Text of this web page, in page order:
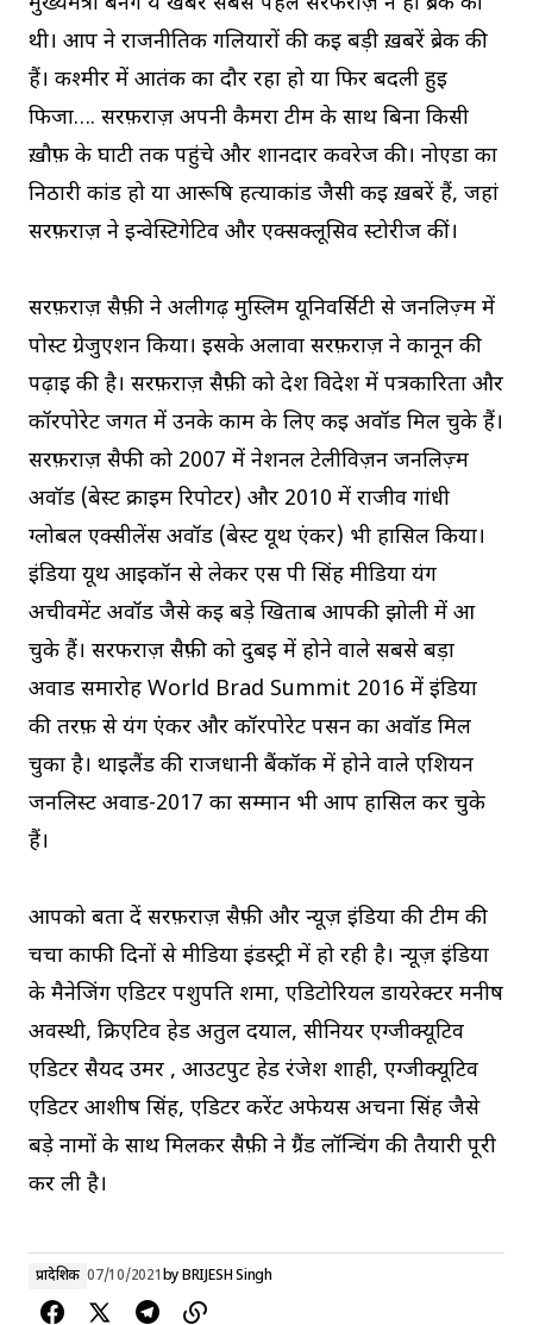
थी। आप ने राजनीतिक गलियारों की कई बड़ी ख़बरें ब्रेक की
हैं। कश्मीर में आतंक का दौर रहा हो या फिर बदली हुई
फिजा…. सरफ़राज़ अपनी कैमरा टीम के साथ बिना किसी
ख़ौफ़ के घाटी तक पहुंचे और शानदार कवरेज की। नोएडा का
निठारी कांड हो या आरूषि हत्याकांड जैसी कई ख़बरें हैं, जहां
सरफ़राज़ ने इन्वेस्टिगेटिव और एक्सक्लूसिव स्टोरीज कीं।
सरफ़राज़ सैफ़ी ने अलीगढ़ मुस्लिम यूनिवर्सिटी से जर्नलिज़्म में
पोस्ट ग्रेजुएशन किया। इसके अलावा सरफ़राज़ ने कानून की
पढ़ाई की है। सरफ़राज़ सैफ़ी को देश विदेश में पत्रकारिता और
कॉरपोरेट जगत में उनके काम के लिए कई अवॉर्ड मिल चुके हैं।
सरफ़राज़ सैफी को 2007 में नेशनल टेलीविज़न जर्नलिज़्म
अवॉर्ड (बेस्ट क्राइम रिपोर्टर) और 2010 में राजीव गांधी
ग्लोबल एक्सीलेंस अवॉर्ड (बेस्ट यूथ एंकर) भी हासिल किया।
इंडिया यूथ आइकॉन से लेकर एस पी सिंह मीडिया यंग
अचीवमेंट अवॉर्ड जैसे कई बड़े खिताब आपकी झोली में आ
चुके हैं। सरफराज़ सैफ़ी को दुबई में होने वाले सबसे बड़ा
अवार्ड समारोह World Brad Summit 2016 में इंडिया
की तरफ़ से यंग एंकर और कॉरपोरेट पर्सन का अवॉर्ड मिल
चुका है। थाइलैंड की राजधानी बैंकॉक में होने वाले एशियन
जर्नलिस्ट अवार्ड-2017 का सम्मान भी आप हासिल कर चुके
हैं।
आपको बता दें सरफ़राज़ सैफ़ी और न्यूज़ इंडिया की टीम की
चर्चा काफी दिनों से मीडिया इंडस्ट्री में हो रही है। न्यूज़ इंडिया
के मैनेजिंग एडिटर पशुपति शर्मा, एडिटोरियल डायरेक्टर मनीष
अवस्थी, क्रिएटिव हेड अतुल दयाल, सीनियर एग्जीक्यूटिव
एडिटर सैयद उमर , आउटपुट हेड रंजेश शाही, एग्जीक्यूटिव
एडिटर आशीष सिंह, एडिटर करेंट अफेयर्स अर्चना सिंह जैसे
बड़े नामों के साथ मिलकर सैफ़ी ने ग्रैंड लॉन्चिंग की तैयारी पूरी
कर ली है।
प्रादेशिक 07/10/2021byBRIJESH Singh